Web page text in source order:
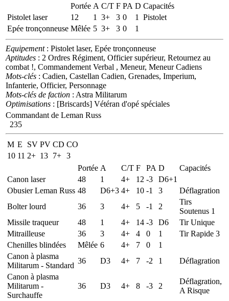
Portée A C/T F PA D Capacités
Pistolet laser
12 1 3+ 3 0 1
Pistolet
Epée tronçonneuse Mêlée 5 3+ 3 0 1
Equipement: Pistolet laser, Epée tronçonneuse
Aptitudes : 2 Ordres Régiment, Officier supérieur, Retournez au
combat !, Commandement Verbal , Meneur, Meneur Cadiens
Mots-clés : Cadien, Castellan Cadien, Grenades, Imperium,
Infanterie, Officier, Personnage
Mots-clés de faction : Astra Militarum
Optimisations : [Briscards] Vétéran d'opé spéciales
Commandant de Leman Russ
235
M E SV PV CD CO
10 11 2+ 13 7+ 3
Portée A C/T F PA D
Capacités
Canon laser
48 1 4+ 12 -3
D6+1
Obusier Leman Russ 48 D6+3 4+ 10 -1 3
Déflagration
Bolter lourd
36 3 4+ 5 -1 2
Tirs
Soutenus 1
Missile traqueur
48 1 4+ 14 -3 D6
Tir Unique
Mitrailleuse
36 3 4+ 4 0 1
Tir Rapide 3
Chenilles blindées
Mêlée 6 4+ 7 0
1
Canon à plasma
Militarum - Standard
36 D3 4+ 7 -2 1
Déflagration
Canon à plasma
Militarum -
Surchauffe
36 D3 4+ 8 -3 2
Déflagration,
A Risque